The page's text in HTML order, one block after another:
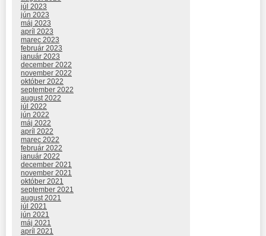
júl 2023
jún 2023
máj 2023
apríl 2023
marec 2023
február 2023
január 2023
december 2022
november 2022
október 2022
september 2022
august 2022
júl 2022
jún 2022
máj 2022
apríl 2022
marec 2022
február 2022
január 2022
december 2021
november 2021
október 2021
september 2021
august 2021
júl 2021
jún 2021
máj 2021
apríl 2021